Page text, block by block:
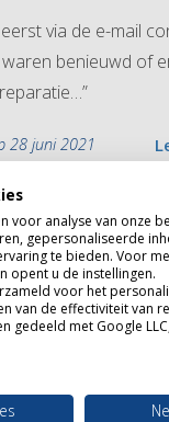
via de e-mail
waren benieuwd of
28 juni 2021
professioneel”
9 juni 2021
voor analyse van onze
gepersonaliseerde
te bieden. Voor
opent u de instellingen.
voor het
van de effectiviteit van
gedeeld met Google